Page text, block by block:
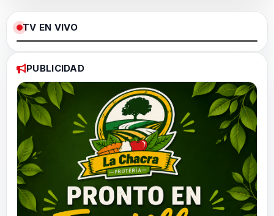
TV EN VIVO
0%
PUBLICIDAD